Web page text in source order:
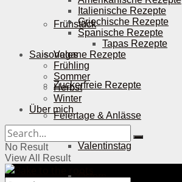
Frühstück
Vegane Rezepte
Zuckerfreie Rezepte
Feiertage & Anlässe
Valentinstag
Ostern
Italienische Rezepte
Griechische Rezepte
Spanische Rezepte
Tapas Rezepte
Saisonales
Frühling
Sommer
Herbst
Winter
Über mich
No Result
View All Result